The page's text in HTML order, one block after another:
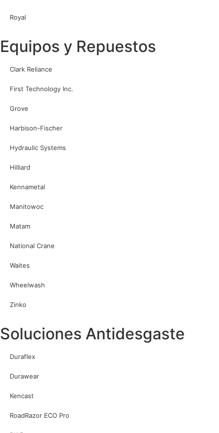
Royal
Equipos y Repuestos
Clark Reliance
First Technology Inc.
Grove
Harbison-Fischer
Hydraulic Systems
Hilliard
Kennametal
Manitowoc
Matam
National Crane
Waites
Wheelwash
Zinko
Soluciones Antidesgaste
Duraflex
Durawear
Kencast
RoadRazor ECO Pro